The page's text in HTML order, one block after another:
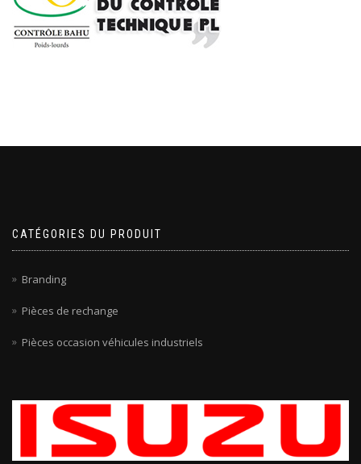
CATÉGORIES DU PRODUIT
Branding
Pièces de rechange
Pièces occasion véhicules industriels